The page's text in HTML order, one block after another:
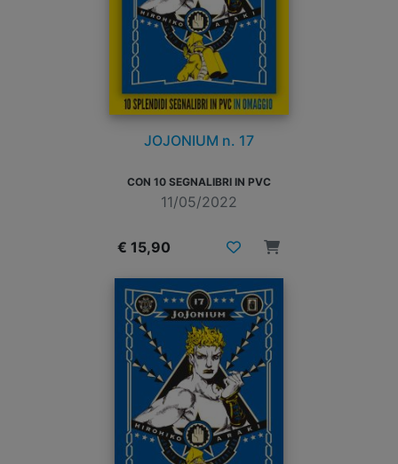
JOJONIUM n. 17
CON 10 SEGNALIBRI IN PVC
11/05/2022
€ 15,90